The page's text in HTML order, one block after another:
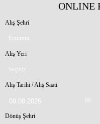
ONLINE
Alış Şehri
Erzurum
Alış Yeri
Seçiniz...
Alış Tarihi / Alış Saati
Dönüş Şehri